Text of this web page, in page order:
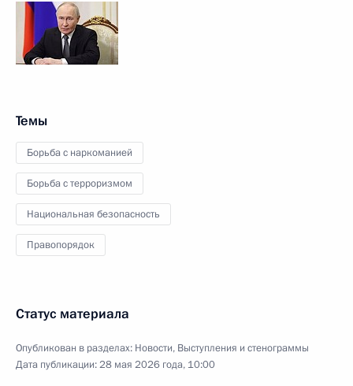
Темы
Борьба с наркоманией
Борьба с терроризмом
Национальная безопасность
Правопорядок
Статус материала
Опубликован в разделах: Новости, Выступления и стенограммы
Дата публикации:28 мая 2026 года, 10:00